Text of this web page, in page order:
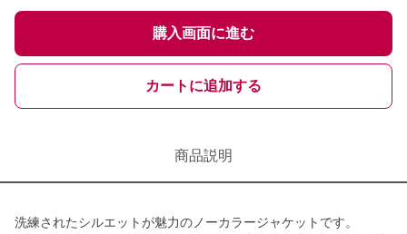
購入画面に進む
カートに追加する
商品説明
洗練されたシルエットが魅力のノーカラージャケットです。